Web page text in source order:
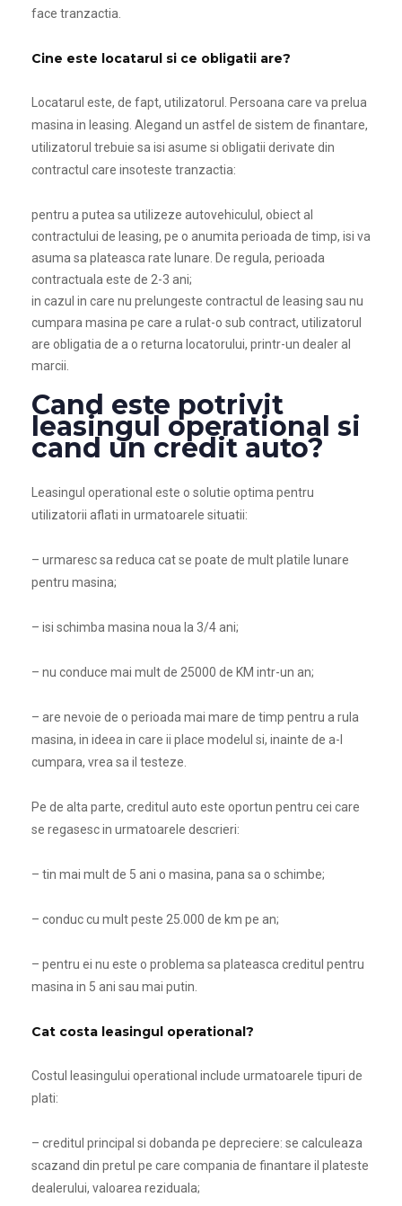
face tranzactia.
Cine este locatarul si ce obligatii are?
Locatarul este, de fapt, utilizatorul. Persoana care va prelua
masina in leasing. Alegand un astfel de sistem de finantare,
utilizatorul trebuie sa isi asume si obligatii derivate din
contractul care insoteste tranzactia:
pentru a putea sa utilizeze autovehiculul, obiect al
contractului de leasing, pe o anumita perioada de timp, isi va
asuma sa plateasca rate lunare. De regula, perioada
contractuala este de 2-3 ani;
in cazul in care nu prelungeste contractul de leasing sau nu
cumpara masina pe care a rulat-o sub contract, utilizatorul
are obligatia de a o returna locatorului, printr-un dealer al
marcii.
Cand este potrivit
leasingul operational si
cand un credit auto?
Leasingul operational este o solutie optima pentru
utilizatorii aflati in urmatoarele situatii:
– urmaresc sa reduca cat se poate de mult platile lunare
pentru masina;
– isi schimba masina noua la 3/4 ani;
– nu conduce mai mult de 25000 de KM intr-un an;
– are nevoie de o perioada mai mare de timp pentru a rula
masina, in ideea in care ii place modelul si, inainte de a-l
cumpara, vrea sa il testeze.
Pe de alta parte, creditul auto este oportun pentru cei care
se regasesc in urmatoarele descrieri:
– tin mai mult de 5 ani o masina, pana sa o schimbe;
– conduc cu mult peste 25.000 de km pe an;
– pentru ei nu este o problema sa plateasca creditul pentru
masina in 5 ani sau mai putin.
Cat costa leasingul operational?
Costul leasingului operational include urmatoarele tipuri de
plati:
– creditul principal si dobanda pe depreciere: se calculeaza
scazand din pretul pe care compania de finantare il plateste
dealerului, valoarea reziduala;